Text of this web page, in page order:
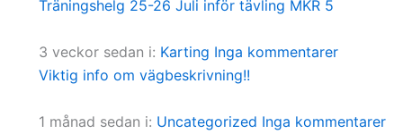
Träningshelg 25-26 Juli inför tävling MKR 5
3 veckor sedan i: Karting Inga kommentarer
Viktig info om vägbeskrivning!!
1 månad sedan i: Uncategorized Inga kommentarer